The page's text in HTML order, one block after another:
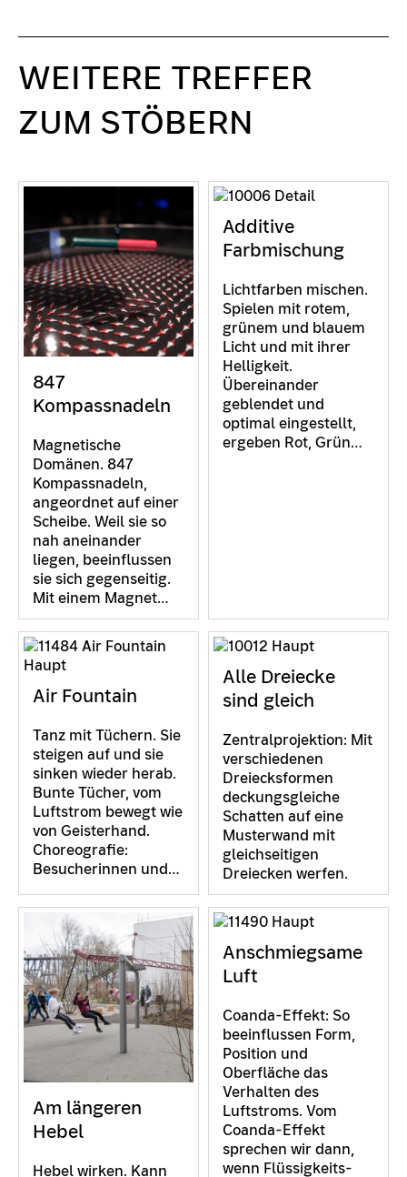
WEITERE TREFFER
ZUM STÖBERN
847
Kompassnadeln
Magnetische
Domänen. 847
Kompassnadeln,
angeordnet auf einer
Scheibe. Weil sie so
nah aneinander
liegen, beeinflussen
sie sich gegenseitig.
Mit einem Magnet…
Additive
Farbmischung
Lichtfarben mischen.
Spielen mit rotem,
grünem und blauem
Licht und mit ihrer
Helligkeit.
Übereinander
geblendet und
optimal eingestellt,
ergeben Rot, Grün…
Air Fountain
Tanz mit Tüchern. Sie
steigen auf und sie
sinken wieder herab.
Bunte Tücher, vom
Luftstrom bewegt wie
von Geisterhand.
Choreografie:
Besucherinnen und…
Alle Dreiecke
sind gleich
Zentralprojektion: Mit
verschiedenen
Dreiecksformen
deckungsgleiche
Schatten auf eine
Musterwand mit
gleichseitigen
Dreiecken werfen.
Am längeren
Hebel
Hebel wirken. Kann
Anschmiegsame
Luft
Coanda-Effekt: So
beeinflussen Form,
Position und
Oberfläche das
Verhalten des
Luftstroms. Vom
Coanda-Effekt
sprechen wir dann,
wenn Flüssigkeits-